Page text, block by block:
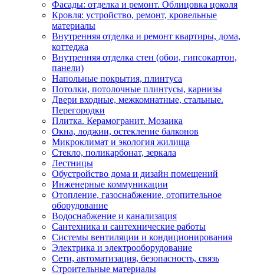
Фасады: отделка и ремонт. Облицовка цоколя
Кровля: устройство, ремонт, кровельные
материалы
Внутренняя отделка и ремонт квартиры, дома,
коттеджа
Внутренняя отделка стен (обои, гипсокартон,
панели)
Напольные покрытия, плинтуса
Потолки, потолочные плинтусы, карнизы
Двери входные, межкомнатные, стальные.
Перегородки
Плитка. Керамогранит. Мозаика
Окна, лоджии, остекление балконов
Микроклимат и экология жилища
Стекло, поликарбонат, зеркала
Лестницы
Обустройство дома и дизайн помещений
Инженерные коммуникации
Отопление, газоснабжение, отопительное
оборудование
Водоснабжение и канализация
Сантехника и сантехнические работы
Системы вентиляции и кондиционирования
Электрика и электрооборудование
Сети, автоматизация, безопасность, связь
Строительные материалы